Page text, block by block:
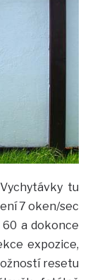
tu
7 oken/sec
a dokonce
expozice,
resetu